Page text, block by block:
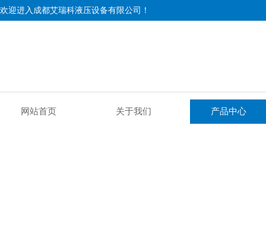
欢迎进入成都艾瑞科液压设备有限公司！
网站首页 关于我们 产品中心